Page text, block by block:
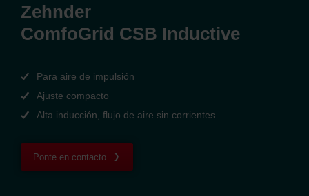
Zehnder
ComfoGrid CSB Inductive
Para aire de impulsión
Ajuste compacto
Alta inducción, flujo de aire sin corrientes
Ponte en contacto